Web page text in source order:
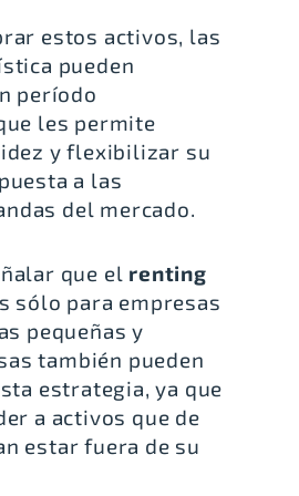
estos activos, las
pueden
período
les permite
y flexibilizar su
a las
del mercado.
que el renting
sólo para empresas
pequeñas y
también pueden
estrategia, ya que
a activos que de
estar fuera de su